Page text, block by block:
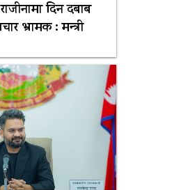
दिन दबाब
भ्रामक : मन्त्री